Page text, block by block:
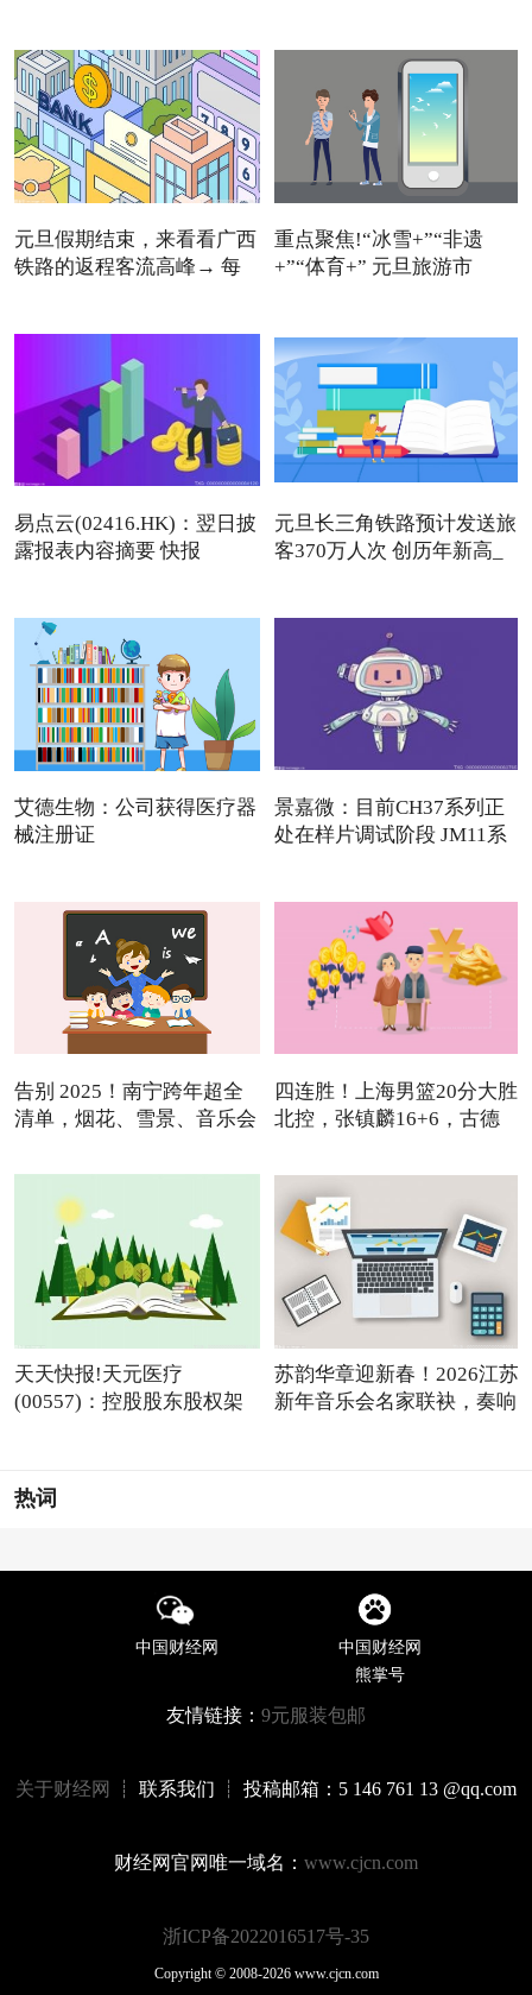
元旦假期结束，来看看广西
铁路的返程客流高峰→ 每
重点聚焦!“冰雪+”“非遗
+”“体育+” 元旦旅游市
易点云(02416.HK)：翌日披
露报表内容摘要 快报
元旦长三角铁路预计发送旅
客370万人次 创历年新高_
艾德生物：公司获得医疗器
械注册证
景嘉微：目前CH37系列正
处在样片调试阶段 JM11系
告别 2025！南宁跨年超全
清单，烟花、雪景、音乐会
四连胜！上海男篮20分大胜
北控，张镇麟16+6，古德
天天快报!天元医疗
(00557)：控股股东股权架
苏韵华章迎新春！2026江苏
新年音乐会名家联袂，奏响
热词
中国财经网
中国财经网
熊掌号
友情链接： 9元服装包邮
关于财经网 ┊ 联系我们 ┊ 投稿邮箱：5 146 761 13 @qq.com
财经网官网唯一域名： www.cjcn.com
浙ICP备2022016517号-35
Copyright © 2008-2026 www.cjcn.com